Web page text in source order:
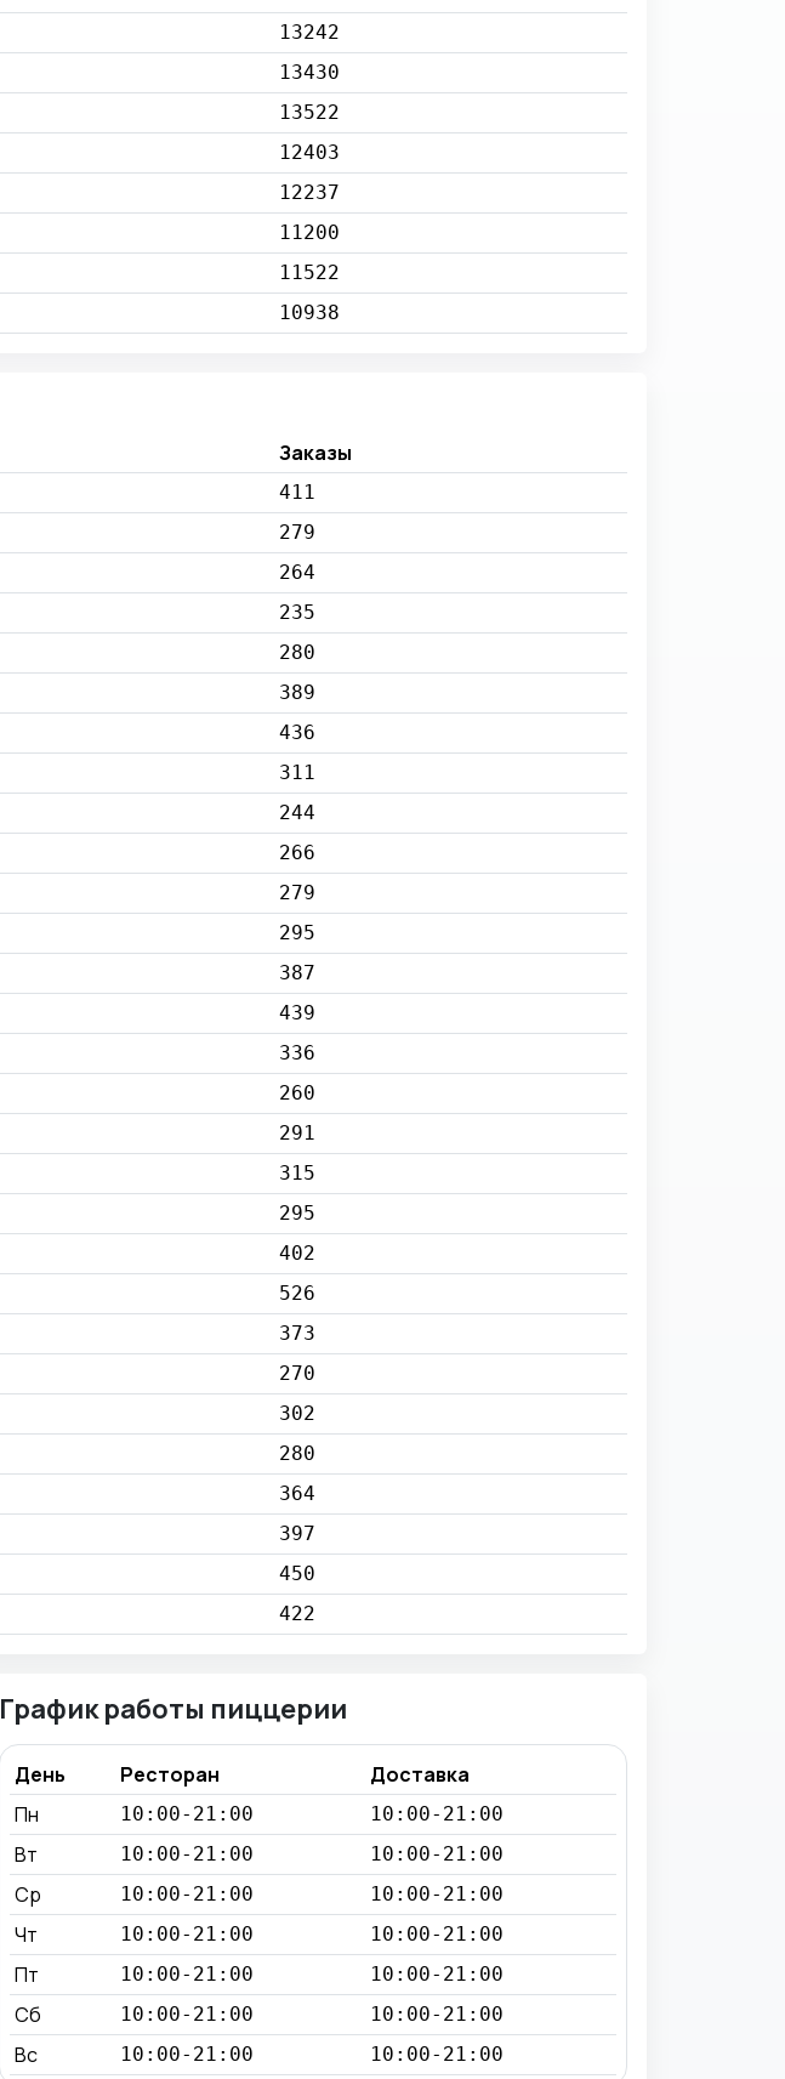
13242
13430
13522
12403
12237
11200
11522
10938
Заказы
411
279
264
235
280
389
436
311
244
266
279
295
387
439
336
260
291
315
295
402
526
373
270
302
280
364
397
450
422
График работы пиццерии
День Ресторан
Доставка
Пн
10:00-21:00 10:00-21:00
Вт 10:00-21:00 10:00-21:00
Ср 10:00-21:00 10:00-21:00
Чт 10:00-21:00 10:00-21:00
Пт 10:00-21:00 10:00-21:00
Сб 10:00-21:00 10:00-21:00
Вс 10:00-21:00 10:00-21:00